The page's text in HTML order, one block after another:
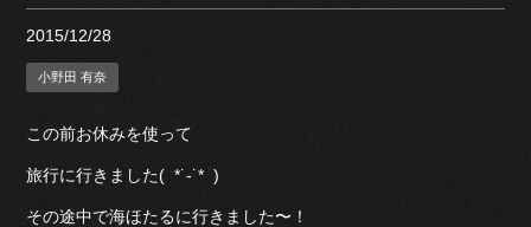
2015/12/28
小野田 有奈
この前お休みを使って
旅行に行きました( *˙-˙* )
その途中で海ほたるに行きました〜！